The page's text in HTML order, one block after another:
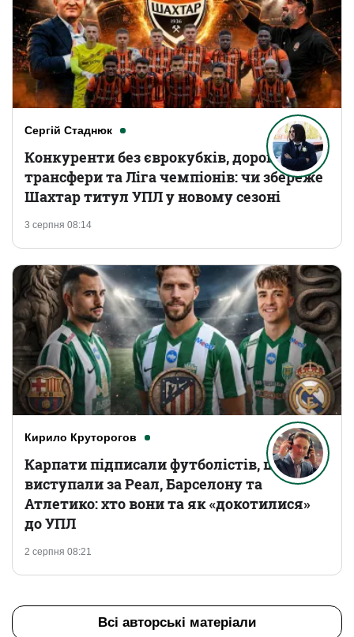
Сергій Стаднюк
3 серпня 08:14
Конкуренти без єврокубків, дорогі
трансфери та Ліга чемпіонів: чи збереже
Шахтар титул УПЛ у новому сезоні
Кирило Круторогов
2 серпня 08:21
Карпати підписали футболістів, що
виступали за Реал, Барселону та
Атлетико: хто вони та як «докотилися»
до УПЛ
Всі авторські матеріали